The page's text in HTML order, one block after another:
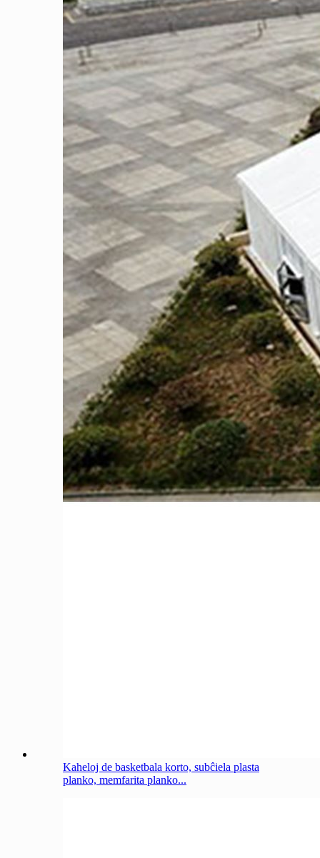
Kaheloj de basketbala korto, subĉiela plasta
planko, memfarita planko...